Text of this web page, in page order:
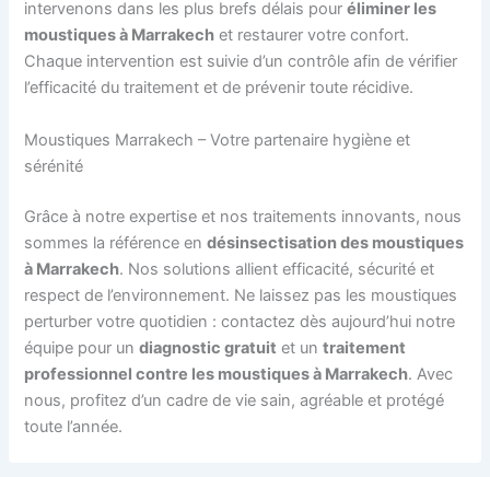
intervenons dans les plus brefs délais pouréliminer les
moustiques à Marrakech et restaurer votre confort.
Chaque intervention est suivie d’un contrôle afin de vérifier
l’efficacité du traitement et de prévenir toute récidive.
Moustiques Marrakech – Votre partenaire hygiène et
sérénité
Grâce à notre expertise et nos traitements innovants, nous
sommes la référence endésinsectisation des moustiques
à Marrakech. Nos solutions allient efficacité, sécurité et
respect de l’environnement. Ne laissez pas les moustiques
perturber votre quotidien : contactez dès aujourd’hui notre
équipe pour undiagnostic gratuit et untraitement
professionnel contre les moustiques à Marrakech. Avec
nous, profitez d’un cadre de vie sain, agréable et protégé
toute l’année.